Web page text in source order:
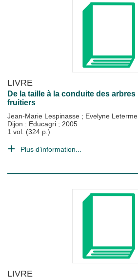
LIVRE
De la taille à la conduite des arbres
fruitiers
Jean-Marie Lespinasse ; Evelyne Leterme
Dijon : Educagri ; 2005
1 vol. (324 p.)
Plus d'information...
LIVRE